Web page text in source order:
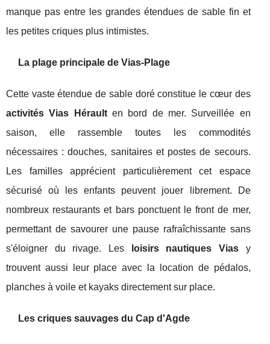
manque pas entre les grandes étendues de sable fin et
les petites criques plus intimistes.
La plage principale de Vias-Plage
Cette vaste étendue de sable doré constitue le cœur des
activités Vias Héraulten bord de mer. Surveillée en
saison, elle rassemble toutes les commodités
nécessaires : douches, sanitaires et postes de secours.
Les familles apprécient particulièrement cet espace
sécurisé où les enfants peuvent jouer librement. De
nombreux restaurants et bars ponctuent le front de mer,
permettant de savourer une pause rafraîchissante sans
s'éloigner du rivage. Les
loisirs nautiques Viasy
trouvent aussi leur place avec la location de pédalos,
planches à voile et kayaks directement sur place.
Les criques sauvages du Cap d'Agde